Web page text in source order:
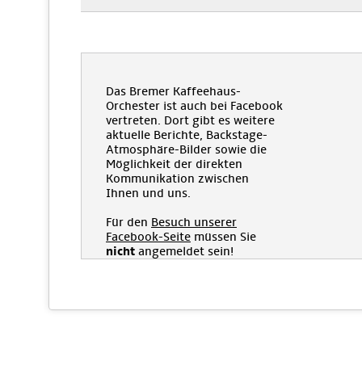
Das Bremer Kaffeehaus-
Orchester ist auch bei Facebook
vertreten. Dort gibt es weitere
aktuelle Berichte, Backstage-
Atmosphäre-Bilder sowie die
Möglichkeit der direkten
Kommunikation zwischen
Ihnen und uns.
Für den Besuch unserer
Facebook-Seite müssen Sie
nicht angemeldet sein!